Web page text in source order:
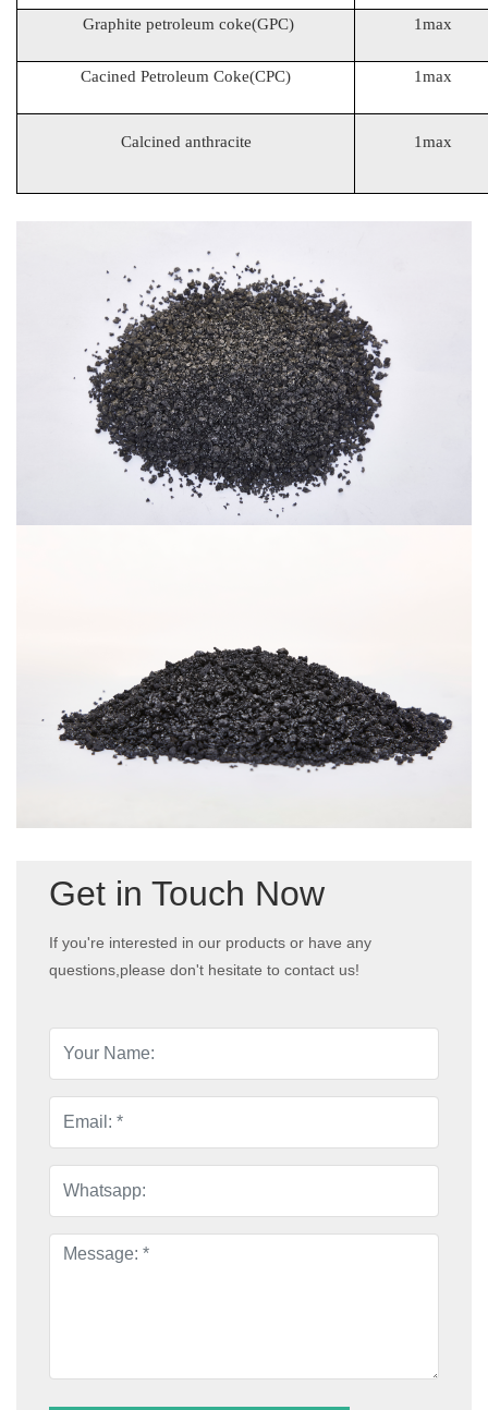
Graphite petroleum coke(GPC) 1max
Cacined Petroleum Coke(CPC) 1max
Calcined anthracite 1max
Get in Touch Now
If you're interested in our products or have any
questions,please don't hesitate to contact us!